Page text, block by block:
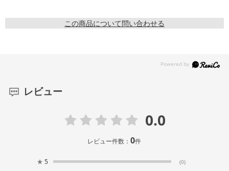
この商品について問い合わせる
レビュー
0.0
レビュー件数：0件
★ 5 (0)